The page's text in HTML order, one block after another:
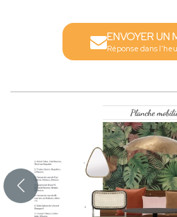
ENVOYER UN
Réponse dans